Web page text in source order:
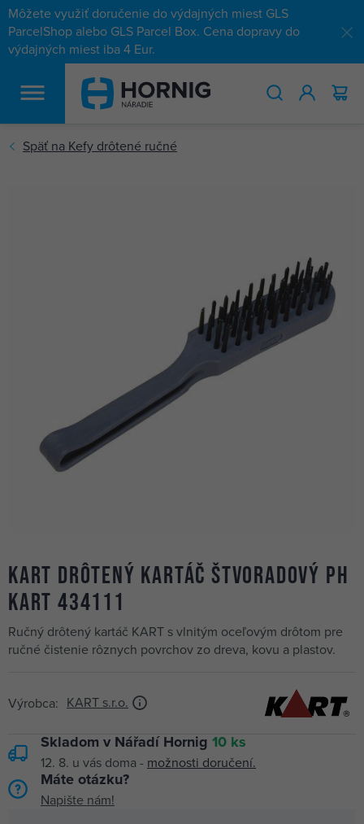
Môžete využiť doručenie do výdajných miest GLS
ParcelShop alebo GLS Parcel Box. Cena dopravy do
výdajných miest iba 4 Eur.
HĽADAŤ
KART drôtený kartáč štvoradový PH
KART 434111
Ručný drôtený kartáč KART s vlnitým oceľovým drôtom pre
ručné čistenie rôznych povrchov zo dreva, kovu a plastov.
Výrobca: KART s.r.o.
Skladom v Nářadí Hornig 10 ks
12. 8. u vás doma - možnosti doručení.
Máte otázku?
Napište nám!